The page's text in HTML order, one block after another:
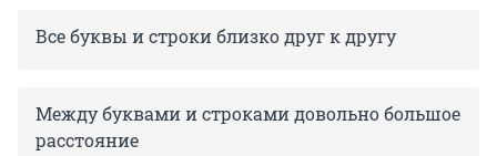
Все буквы и строки близко друг к другу
Между буквами и строками довольно большое
расстояние